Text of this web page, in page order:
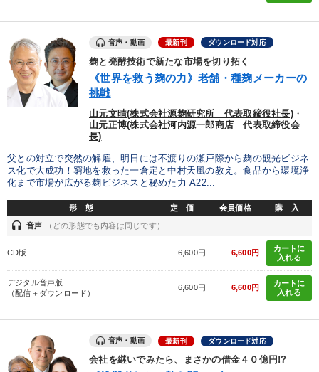
音声・動画 最新刊 ダウンロード対応
麹と発酵技術で新たな市場を切り拓く
《世界を救う麹の力》老舗・種麹メーカーの
挑戦
山元文晴(株式会社源麹研究所 代表取締役社長)・
山元正博(株式会社河内源一郎商店 代表取締役会
長)
父との対立で突然の解雇、明日には不渡りの瀬戸際から麹の観光ビジネ
ス化で大成功！窮地を救った一倉定と中村天風の教え。食品から環境浄
化まで市場が広がる麹ビジネスと秘めた力 A22...
形 態 定 価 会員価格 購 入
headset 音声 （どの形態でも内容は同じです）
CD版 6,600円 6,600円
カートに
入れる
デジタル音声版
（配信＋ダウンロード）
6,600円 6,600円
カートに
入れる
音声・動画 最新刊 ダウンロード対応
会社を継いでみたら、まさかの借金４０億円!?